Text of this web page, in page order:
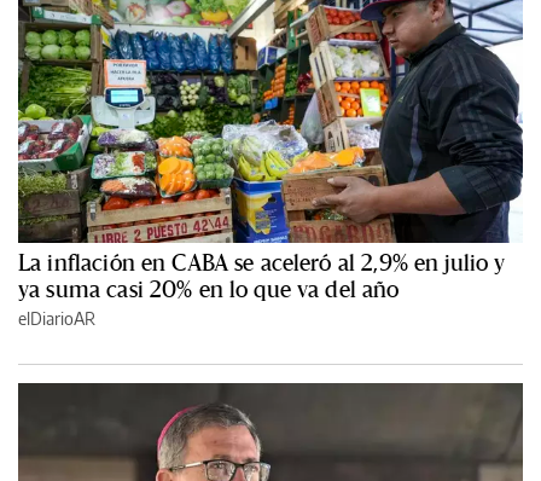
La inflación en CABA se aceleró al 2,9% en julio y
ya suma casi 20% en lo que va del año
elDiarioAR